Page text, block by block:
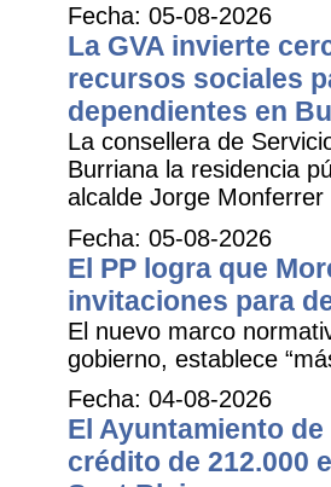
Fecha: 05-08-2026
La GVA invierte
recursos sociales
dependientes en
La consellera de
Burriana la residencia
alcalde Jorge Monferrer
Fecha: 05-08-2026
El PP logra que
invitaciones para
El nuevo marco
gobierno, establece
Fecha: 04-08-2026
El Ayuntamiento
crédito de 212.000